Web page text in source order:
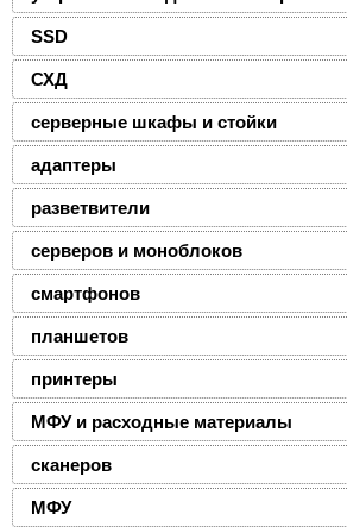
SSD
СХД
серверные шкафы и стойки
адаптеры
разветвители
серверов и моноблоков
смартфонов
планшетов
принтеры
МФУ и расходные материалы
сканеров
МФУ